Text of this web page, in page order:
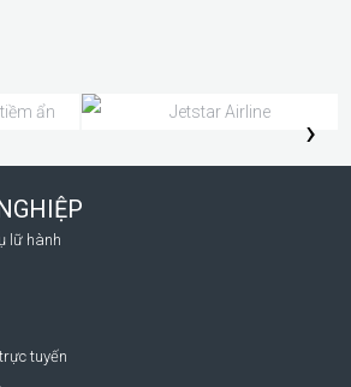
›
lữ hành
tuyến